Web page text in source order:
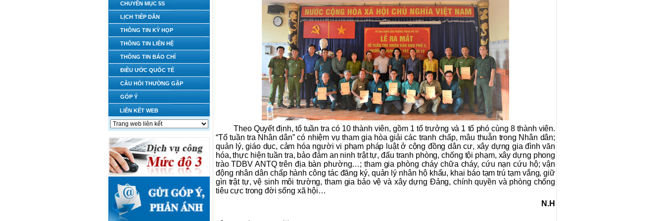
CHUYÊN MỤC 5S
LỊCH TIẾP DÂN
THÔNG TIN KỲ HỌP
THÔNG TIN LIÊN HỆ
THÔNG TIN BÁO CHÍ
ĐIỀU ƯỚC QUỐC TẾ
CÂU HỎI THƯỜNG GẶP
GÓP Ý
LIÊN KẾT WEB
Theo Quyết định, tổ tuần tra có 10 thành viên, gồm 1 tổ trưởng và 1 tổ phó cùng 8 thành viên.
“Tổ tuần tra Nhân dân” có nhiệm vụ tham gia hòa giải các tranh chấp, mâu thuẫn trong Nhân dân;
quản lý, giáo dục, cảm hóa người vi phạm pháp luật ở cộng đồng dân cư, xây dựng gia đình văn
hóa, thực hiện tuần tra, bảo đảm an ninh trật tự, đấu tranh phòng, chống tội phạm, xây dựng phong
trào TDBV ANTQ trên địa bàn phường…; tham gia phòng cháy chữa cháy, cứu nạn cứu hộ; vận
động nhân dân chấp hành công tác đăng ký, quản lý nhân hộ khẩu, khai báo tạm trú tạm vắng, giữ
gìn trật tự, vệ sinh môi trường, tham gia bảo vệ và xây dựng Đảng, chính quyền và phòng chống
tiêu cực trong đời sống xã hội…
N.H